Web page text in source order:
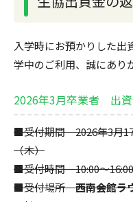
入学時にお預かりした出
学中のご利用、誠にあり
2026年3月卒業者 出
■受付期間 2026年3月
（木）
■受付時間 10:00～16:00
■受付場所西南会館ラ